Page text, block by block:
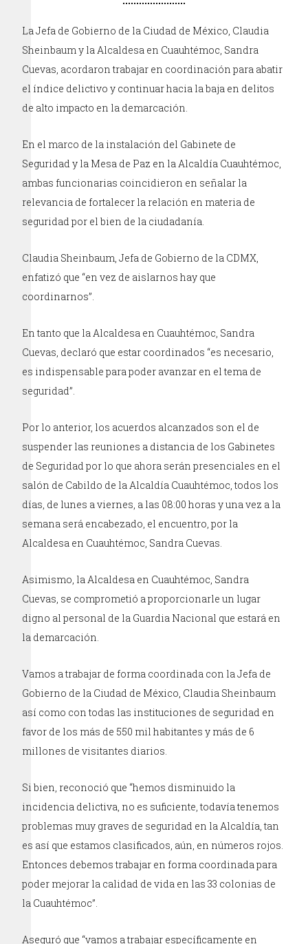
La Jefa de Gobierno de la Ciudad de México, Claudia
Sheinbaum y la Alcaldesa en Cuauhtémoc, Sandra
Cuevas, acordaron trabajar en coordinación para abatir
el índice delictivo y continuar hacia la baja en delitos
de alto impacto en la demarcación.
En el marco de la instalación del Gabinete de
Seguridad y la Mesa de Paz en la Alcaldía Cuauhtémoc,
ambas funcionarias coincidieron en señalar la
relevancia de fortalecer la relación en materia de
seguridad por el bien de la ciudadanía.
Claudia Sheinbaum, Jefa de Gobierno de la CDMX,
enfatizó que “en vez de aislarnos hay que
coordinarnos”.
En tanto que la Alcaldesa en Cuauhtémoc, Sandra
Cuevas, declaró que estar coordinados “es necesario,
es indispensable para poder avanzar en el tema de
seguridad”.
Por lo anterior, los acuerdos alcanzados son el de
suspender las reuniones a distancia de los Gabinetes
de Seguridad por lo que ahora serán presenciales en el
salón de Cabildo de la Alcaldía Cuauhtémoc, todos los
días, de lunes a viernes, a las 08:00 horas y una vez a la
semana será encabezado, el encuentro, por la
Alcaldesa en Cuauhtémoc, Sandra Cuevas.
Asimismo, la Alcaldesa en Cuauhtémoc, Sandra
Cuevas, se comprometió a proporcionarle un lugar
digno al personal de la Guardia Nacional que estará en
la demarcación.
Vamos a trabajar de forma coordinada con la Jefa de
Gobierno de la Ciudad de México, Claudia Sheinbaum
así como con todas las instituciones de seguridad en
favor de los más de 550 mil habitantes y más de 6
millones de visitantes diarios.
Si bien, reconoció que “hemos disminuido la
incidencia delictiva, no es suficiente, todavía tenemos
problemas muy graves de seguridad en la Alcaldía, tan
es así que estamos clasificados, aún, en números rojos.
Entonces debemos trabajar en forma coordinada para
poder mejorar la calidad de vida en las 33 colonias de
la Cuauhtémoc”.
Aseguró que “vamos a trabajar específicamente en